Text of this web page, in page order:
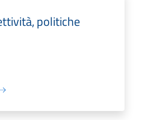
politiche